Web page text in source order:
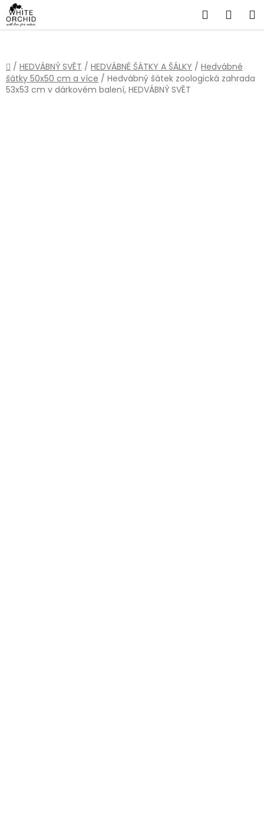
Přejít
na
obsah
Hledat
Domů
/ HEDVÁBNÝ SVĚT / HEDVÁBNÉ ŠÁTKY A ŠÁLKY / Hedvábné
šátky 50x50 cm a více / Hedvábný šátek zoologická zahrada
53x53 cm v dárkovém balení, HEDVÁBNÝ SVĚT